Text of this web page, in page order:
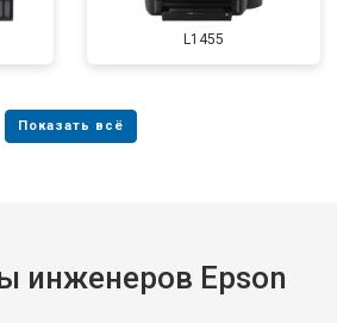
L1455
инженеров Epson